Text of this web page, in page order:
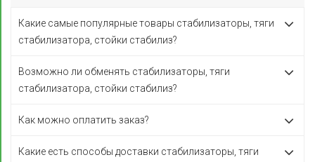
Какие самые популярные товары стабилизаторы, тяги
стабилизатора, стойки стабилиз?
Возможно ли обменять стабилизаторы, тяги
стабилизатора, стойки стабилиз?
Как можно оплатить заказ?
Какие есть способы доставки стабилизаторы, тяги